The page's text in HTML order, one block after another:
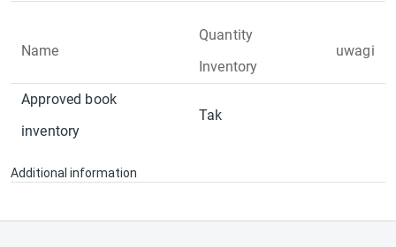
Name
Quantity
Inventory
uwagi
Approved book
inventory
Tak
Additional information